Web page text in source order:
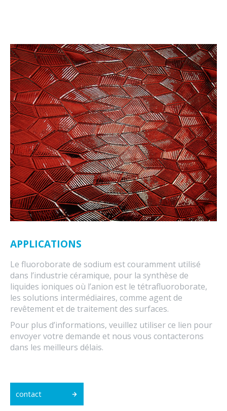
APPLICATIONS
Le fluoroborate de sodium est couramment utilisé
dans l’industrie céramique, pour la synthèse de
liquides ioniques où l’anion est le tétrafluoroborate,
les solutions intermédiaires, comme agent de
revêtement et de traitement des surfaces.
Pour plus d’informations, veuillez utiliser ce lien pour
envoyer votre demande et nous vous contacterons
dans les meilleurs délais.
contact